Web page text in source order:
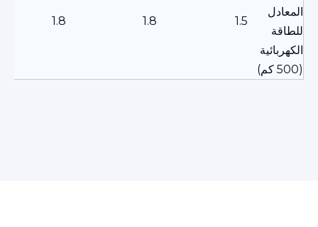
المعادل
للطاقة
الكهربائية
(500 كم)
1.5
1.8
1.8